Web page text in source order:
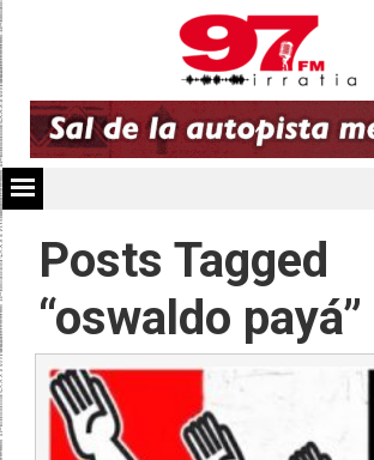
Posts Tagged
“oswaldo payá”